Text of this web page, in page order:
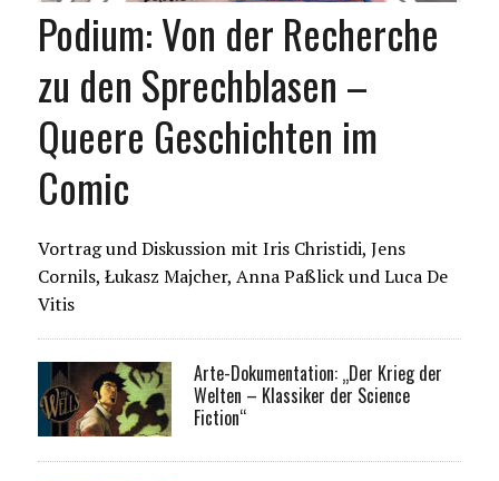
Podium: Von der Recherche
zu den Sprechblasen –
Queere Geschichten im
Comic
Vortrag und Diskussion mit Iris Christidi, Jens
Cornils, Łukasz Majcher, Anna Paßlick und Luca De
Vitis
Arte-Dokumentation: „Der Krieg der
Welten – Klassiker der Science
Fiction“